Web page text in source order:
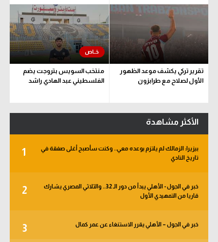
تقرير تركي يكشف موعد الظهور
الأول لصلاح مع طرابزون
منتخب السويس بتروجت يضم
الفلسطيني عبد الهادي راشد
الأكثر مشاهدة
1
بيزيرا: الزمالك لم يلتزم بوعده معي.. وكنت سأصبح أغلى صفقة في
تاريخ النادي
2
خبر في الجول - الأهلي يبدأ من دور الـ 32.. والثلاثي المصري يشارك
قاريا من التمهيدي الأول
3 خبر في الجول – الأهلي يقرر الاستنغاء عن عمر كمال